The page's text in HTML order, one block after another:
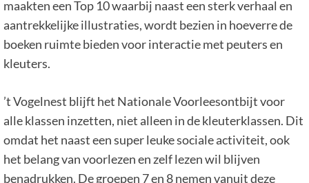
maakten een Top 10 waarbij naast een sterk verhaal en
aantrekkelijke illustraties, wordt bezien in hoeverre de
boeken ruimte bieden voor interactie met peuters en
kleuters.
’t Vogelnest blijft het Nationale Voorleesontbijt voor
alle klassen inzetten, niet alleen in de kleuterklassen. Dit
omdat het naast een super leuke sociale activiteit, ook
het belang van voorlezen en zelf lezen wil blijven
benadrukken. De groepen 7 en 8 nemen vanuit deze